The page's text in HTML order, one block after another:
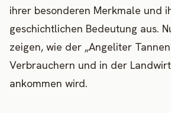
ihrer besonderen Merkmale und
geschichtlichen Bedeutung aus.
zeigen, wie der „Angeliter
Verbrauchern und in der
ankommen wird.